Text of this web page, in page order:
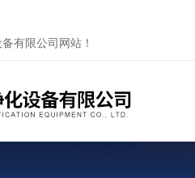
有限公司网站！